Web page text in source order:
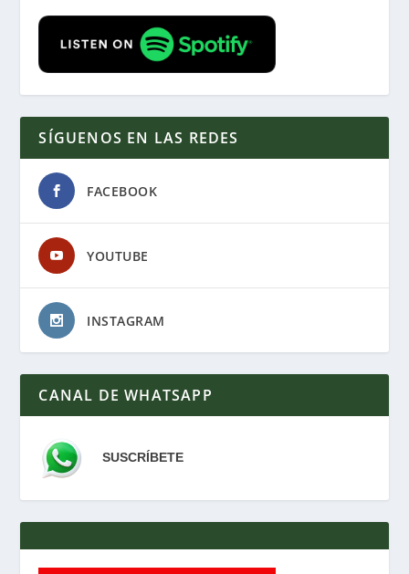
SÍGUENOS EN LAS REDES
FACEBOOK
YOUTUBE
INSTAGRAM
CANAL DE WHATSAPP
SUSCRÍBETE